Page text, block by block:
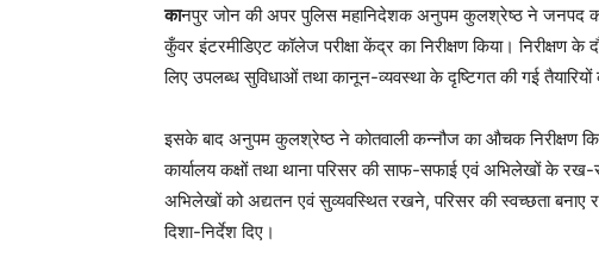
कानपुर जोन की अपर पुलिस महानिदेशक अनुपम कुलश्रेष्ठ ने जनपद
कुँवर इंटरमीडिएट कॉलेज परीक्षा केंद्र का निरीक्षण किया। निरीक्षण के
लिए उपलब्ध सुविधाओं तथा कानून-व्यवस्था के दृष्टिगत की गई तैयारियों
इसके बाद अनुपम कुलश्रेष्ठ ने कोतवाली कन्नौज का औचक निरीक्षण
कार्यालय कक्षों तथा थाना परिसर की साफ-सफाई एवं अभिलेखों के रख-
अभिलेखों को अद्यतन एवं सुव्यवस्थित रखने, परिसर की स्वच्छता
दिशा-निर्देश दिए।